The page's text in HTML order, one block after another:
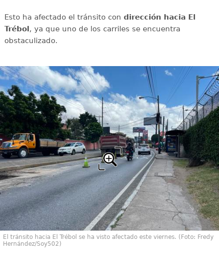
Esto ha afectado el tránsito con dirección hacia El
Trébol, ya que uno de los carriles se encuentra
obstaculizado.
El tránsito hacia El Trébol se ha visto afectado este viernes. (Foto: Fredy
Hernández/Soy502)